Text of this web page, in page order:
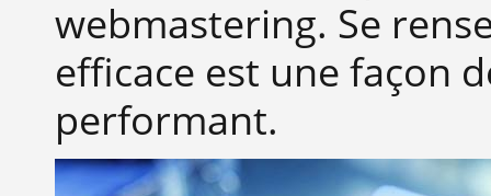
webmastering. Se
efficace est une façon
performant.